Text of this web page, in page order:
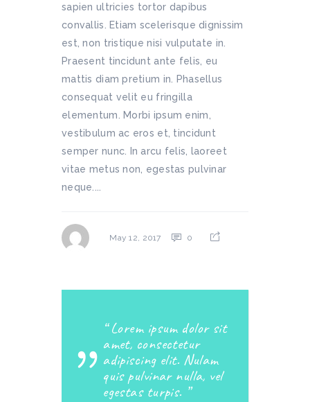
sapien ultricies tortor dapibus
convallis. Etiam scelerisque dignissim
est, non tristique nisi vulputate in.
Praesent tincidunt ante felis, eu
mattis diam pretium in. Phasellus
consequat velit eu fringilla
elementum. Morbi ipsum enim,
vestibulum ac eros et, tincidunt
semper nunc. In arcu felis, laoreet
vitae metus non, egestas pulvinar
neque....
May 12, 2017 0
Lorem ipsum dolor sit
amet, consectetur
adipiscing elit. Nulam
quis pulvinar nulla, vel
egestas turpis.